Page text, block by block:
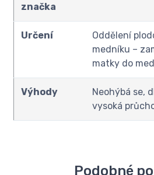
značka
Určení
Oddělení
medníku –
matky do
Výhody
Neohýbá se,
vysoká
Podobné